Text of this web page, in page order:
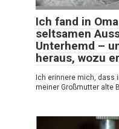
Ich fand in
seltsamen
Unterhemd –
heraus, wozu
Ich erinnere mich, dass
meiner Großmutter alte